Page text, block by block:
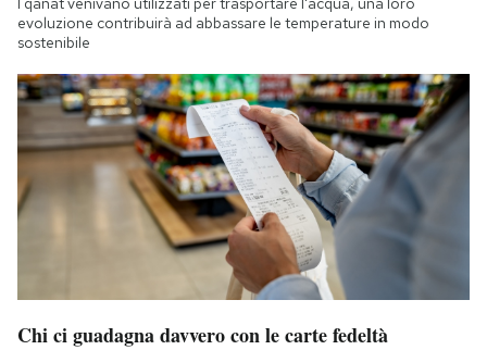
evoluzione contribuirà ad abbassare le temperature in modo
sostenibile
Chi ci guadagna davvero con le carte fedeltà